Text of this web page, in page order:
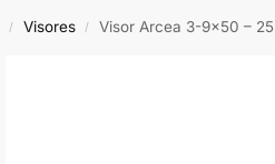
/ Visores / Visor Arcea 3-9×50 –